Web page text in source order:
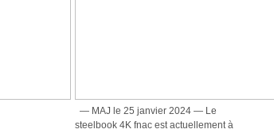
— MAJ le 25 janvier 2024 — Le
steelbook 4K fnac est actuellement à